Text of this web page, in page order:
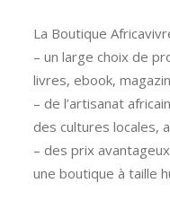
La Boutique
– un large choix de
livres, ebook,
– de l’artisanat
des cultures locales,
– des prix
une boutique à taille